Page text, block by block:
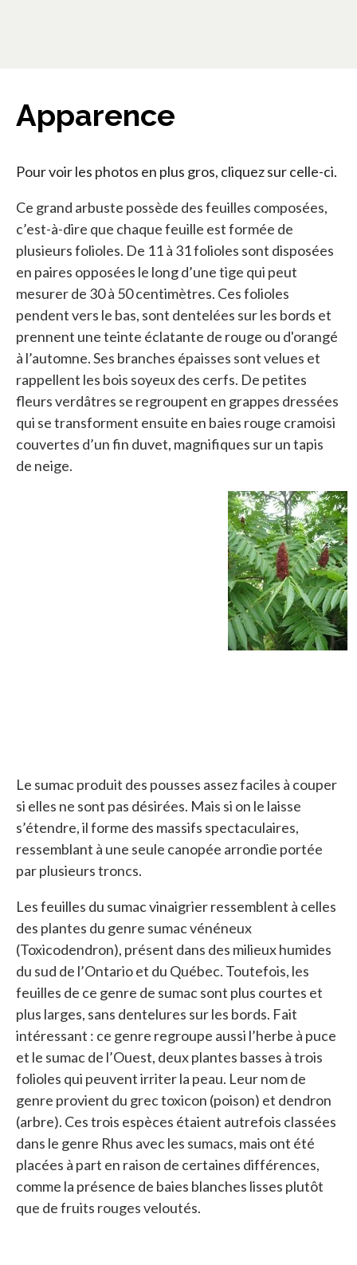
Apparence
Pour voir les photos en plus gros, cliquez sur celle-ci.
Ce grand arbuste possède des feuilles composées,
c’est-à-dire que chaque feuille est formée de
plusieurs folioles. De 11 à 31 folioles sont disposées
en paires opposées le long d’une tige qui peut
mesurer de 30 à 50 centimètres. Ces folioles
pendent vers le bas, sont dentelées sur les bords et
prennent une teinte éclatante de rouge ou d'orangé
à l’automne. Ses branches épaisses sont velues et
rappellent les bois soyeux des cerfs. De petites
fleurs verdâtres se regroupent en grappes dressées
qui se transforment ensuite en baies rouge cramoisi
couvertes d’un fin duvet, magnifiques sur un tapis
de neige.
Le sumac produit des pousses assez faciles à couper
si elles ne sont pas désirées. Mais si on le laisse
s’étendre, il forme des massifs spectaculaires,
ressemblant à une seule canopée arrondie portée
par plusieurs troncs.
Les feuilles du sumac vinaigrier ressemblent à celles
des plantes du genre sumac vénéneux
(Toxicodendron), présent dans des milieux humides
du sud de l’Ontario et du Québec. Toutefois, les
feuilles de ce genre de sumac sont plus courtes et
plus larges, sans dentelures sur les bords. Fait
intéressant : ce genre regroupe aussi l’herbe à puce
et le sumac de l’Ouest, deux plantes basses à trois
folioles qui peuvent irriter la peau. Leur nom de
genre provient du grec toxicon (poison) et dendron
(arbre). Ces trois espèces étaient autrefois classées
dans le genre Rhus avec les sumacs, mais ont été
placées à part en raison de certaines différences,
comme la présence de baies blanches lisses plutôt
que de fruits rouges veloutés.